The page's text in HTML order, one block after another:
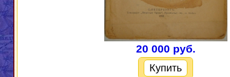
20 000 руб.
Купить